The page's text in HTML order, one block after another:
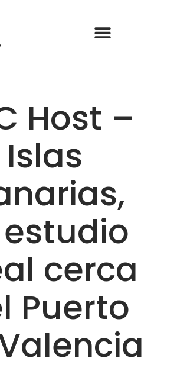
Host –
cerca
Puerto
Apartamentos,
Host
una escapada a Valencia y
moderno, bien ubicado y
el estudio turístico
VLC Host